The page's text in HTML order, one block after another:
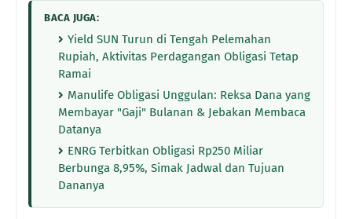
BACA JUGA:
Yield SUN Turun di Tengah Pelemahan
Rupiah, Aktivitas Perdagangan Obligasi Tetap
Ramai
Manulife Obligasi Unggulan: Reksa Dana yang
Membayar "Gaji" Bulanan & Jebakan Membaca
Datanya
ENRG Terbitkan Obligasi Rp250 Miliar
Berbunga 8,95%, Simak Jadwal dan Tujuan
Dananya